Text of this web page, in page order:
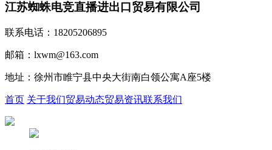
江苏蜘蛛电竞直播进出口贸易有限公司
联系电话：18205206895
邮箱：lxwm@163.com
地址：徐州市睢宁县中央大街南白领公寓A座5楼
首页 关于我们贸易动态贸易资讯联系我们